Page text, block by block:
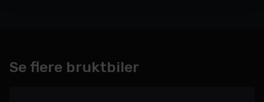
Se flere bruktbiler